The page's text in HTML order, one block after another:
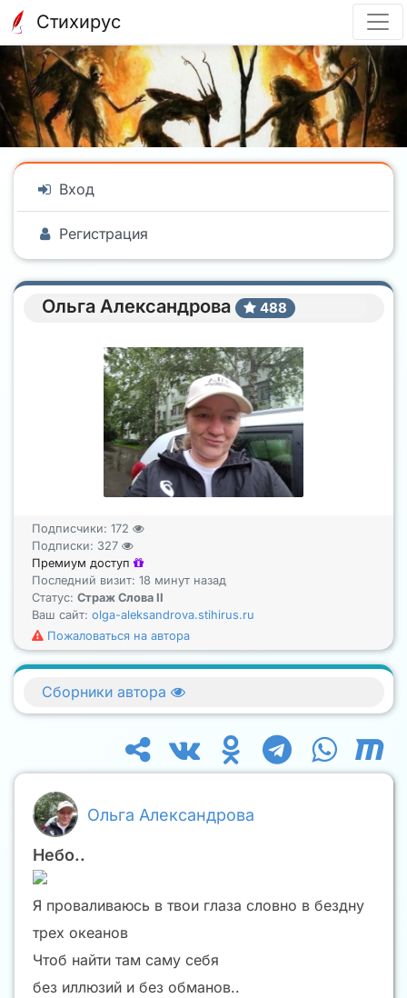
Стихирус
Вход
Регистрация
Ольга Александрова 488
Подписчики: 172
Подписки: 327
Премиум доступ
Последний визит: 18 минут назад
Статус: Страж Слова II
Ваш сайт: olga-aleksandrova.stihirus.ru
Пожаловаться на автора
Ольга Александрова
Небо..
Я проваливаюсь в твои глаза словно в бездну
трех океанов
Чтоб найти там саму себя
без иллюзий и без обманов..
Сборники автора